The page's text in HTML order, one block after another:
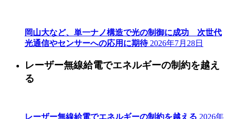
岡山大など、単一ナノ構造で光の制御に成功 次世代
光通信やセンサーへの応用に期待 2026年7月28日
レーザー無線給電でエネルギーの制約を越え
る
レーザー無線給電でエネルギーの制約を越える 2026年